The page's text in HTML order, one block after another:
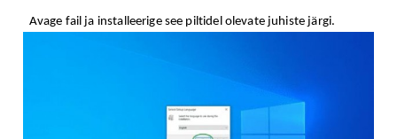
Avage fail ja installeerige see piltidel olevate juhiste järgi.